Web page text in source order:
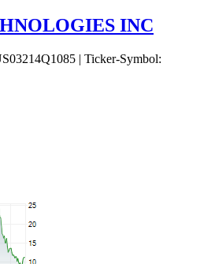
INC
| Ticker-Symbol: